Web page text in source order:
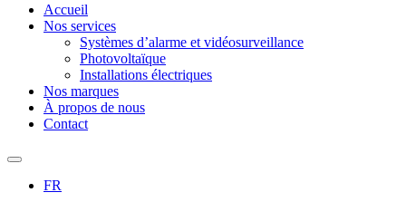
Accueil
Nos services
Systèmes d’alarme et vidéosurveillance
Photovoltaïque
Installations électriques
Nos marques
À propos de nous
Contact
FR